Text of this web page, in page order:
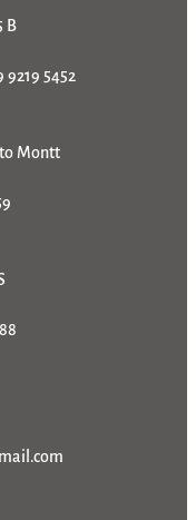
B
9219 5452
Montt